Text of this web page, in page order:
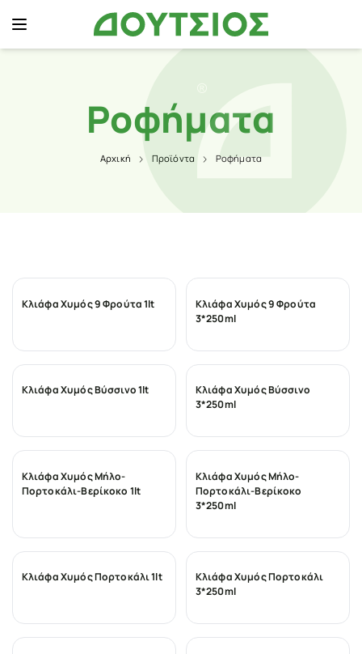
Ροφήματα
Αρχική Προϊόντα Ροφήματα
Κλιάφα Χυμός 9 Φρούτα 1lt
Κλιάφα Χυμός 9 Φρούτα
3*250ml
Κλιάφα Χυμός Βύσσινο 1lt
Κλιάφα Χυμός Βύσσινο
3*250ml
Κλιάφα Χυμός Μήλο-
Πορτοκάλι-Βερίκοκο 1lt
Κλιάφα Χυμός Μήλο-
Πορτοκάλι-Βερίκοκο
3*250ml
Κλιάφα Χυμός Πορτοκάλι 1lt
Κλιάφα Χυμός Πορτοκάλι
3*250ml